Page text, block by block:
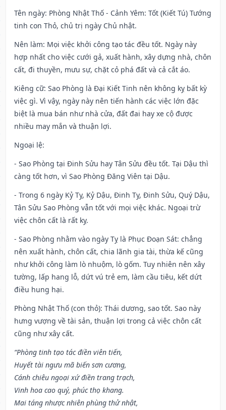
Tên ngày: Phòng Nhật Thố - Cảnh Yêm: Tốt (Kiết Tú) Tướng
tinh con Thỏ, chủ trị ngày Chủ nhật.
Nên làm: Mọi việc khởi công tạo tác đều tốt. Ngày này
hợp nhất cho việc cưới gả, xuất hành, xây dựng nhà, chôn
cất, đi thuyền, mưu sự, chặt cỏ phá đất và cả cắt áo.
Kiêng cữ: Sao Phòng là Đại Kiết Tinh nên không kỵ bất kỳ
việc gì. Vì vậy, ngày này nên tiến hành các việc lớn đặc
biệt là mua bán như nhà cửa, đất đai hay xe cộ được
nhiều may mắn và thuận lợi.
Ngoại lệ:
- Sao Phòng tại Đinh Sửu hay Tân Sửu đều tốt. Tại Dậu thì
càng tốt hơn, vì Sao Phòng Đăng Viên tại Dậu.
- Trong 6 ngày Kỷ Tỵ, Kỷ Dậu, Đinh Tỵ, Đinh Sửu, Quý Dậu,
Tân Sửu Sao Phòng vẫn tốt với mọi việc khác. Ngoại trừ
việc chôn cất là rất kỵ.
- Sao Phòng nhằm vào ngày Tỵ là Phục Đoạn Sát: chẳng
nên xuất hành, chôn cất, chia lãnh gia tài, thừa kế cũng
như khởi công làm lò nhuộm, lò gốm. Tuy nhiên nên xây
tường, lấp hang lỗ, dứt vú trẻ em, làm cầu tiêu, kết dứt
điều hung hại.
Phòng Nhật Thố (con thỏ): Thái dương, sao tốt. Sao này
hưng vượng về tài sản, thuận lợi trong cả việc chôn cất
cũng như xây cất.
“Phòng tinh tạo tác điền viên tiến,
Huyết tài ngưu mã biến sơn cương,
Cánh chiêu ngoại xứ điền trang trạch,
Vinh hoa cao quý, phúc thọ khang.
Mai táng nhược nhiên phùng thử nhật,